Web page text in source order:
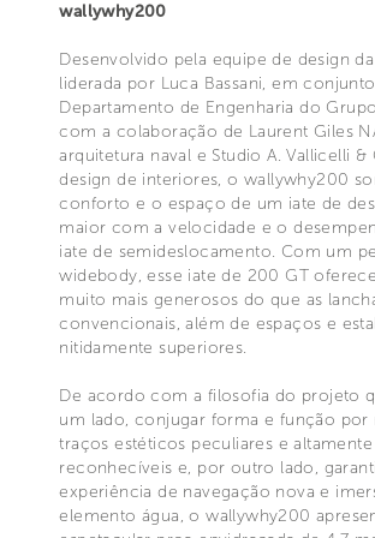
wallywhy200
Desenvolvido pela equipe de design
liderada por Luca Bassani, em
Departamento de Engenharia do
com a colaboração de Laurent Giles
arquitetura naval e Studio A. Vallicelli &
design de interiores, o wallywhy200
conforto e o espaço de um iate de
maior com a velocidade e o
iate de semideslocamento. Com um
widebody, esse iate de 200 GT
muito mais generosos do que as
convencionais, além de espaços e
nitidamente superiores.
De acordo com a filosofia do projeto
um lado, conjugar forma e função por
traços estéticos peculiares e altamente
reconhecíveis e, por outro lado,
experiência de navegação nova e
elemento água, o wallywhy200